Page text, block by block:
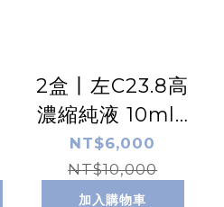
2盒丨左C23.8高
濃縮純液 10ml /
盒 x2
NT$6,000
NT$10,000
加入購物車